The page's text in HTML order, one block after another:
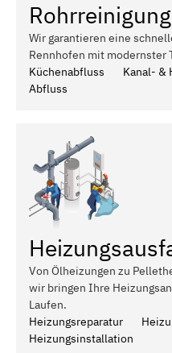
Rohrreinigung
Wir garantieren eine
Rennhofen mit modernster
Küchenabfluss
Kanal- &
Abfluss
Von Ölheizungen zu
wir bringen Ihre
Laufen.
Heizungsreparatur
Heizungsinstallation